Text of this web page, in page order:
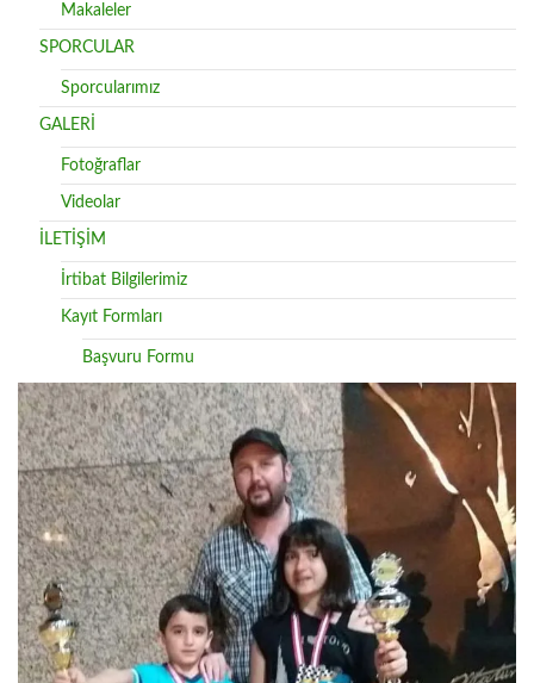
Makaleler
SPORCULAR
Sporcularımız
GALERİ
Fotoğraflar
Videolar
İLETİŞİM
İrtibat Bilgilerimiz
Kayıt Formları
Başvuru Formu